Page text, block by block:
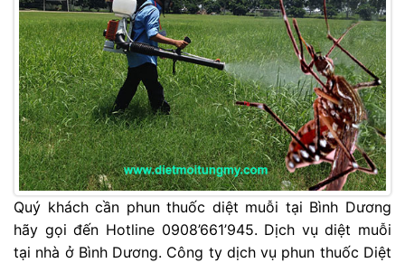
Quý khách cần phun thuốc diệt muỗi tại Bình Dương
hãy gọi đến Hotline 0908’661’945. Dịch vụ diệt muỗi
tại nhà ở Bình Dương. Công ty dịch vụ phun thuốc Diệt